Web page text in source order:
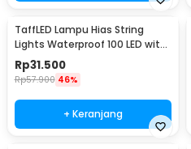
TaffLED Lampu Hias String
Lights Waterproof 100 LED with
Solar Panel - M071
Rp31.500
Rp57.900 46%
+ Keranjang